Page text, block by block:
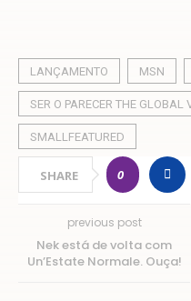
LANÇAMENTO MSN
SER O PARECER THE GLOBAL
SMALLFEATURED
SHARE 0
previous post
Nek está de volta com
Un’Estate Normale. Ouça!